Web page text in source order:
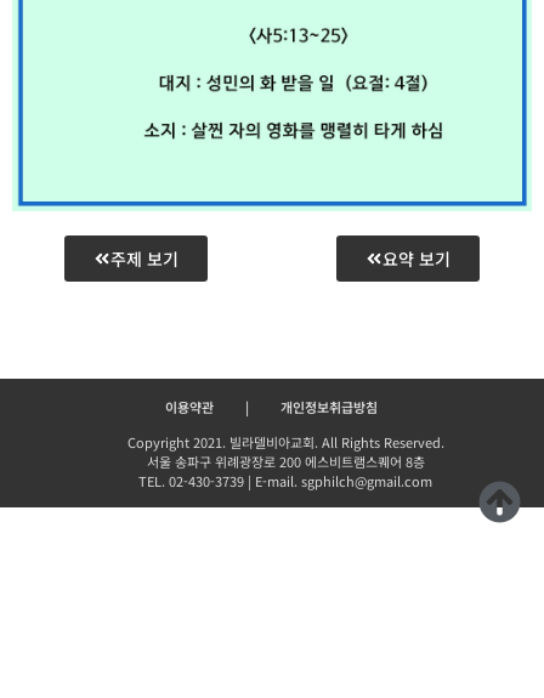
주제 보기 요약 보기
이용약관 |
개인정보취급방침
Copyright 2021. 빌라델비아교회. All Rights Reserved.
서울 송파구 위례광장로 200 에스비트램스퀘어 8층
TEL. 02-430-3739 | E-mail. sgphilch@gmail.com